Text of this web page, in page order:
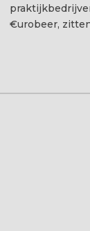
€urobeer,